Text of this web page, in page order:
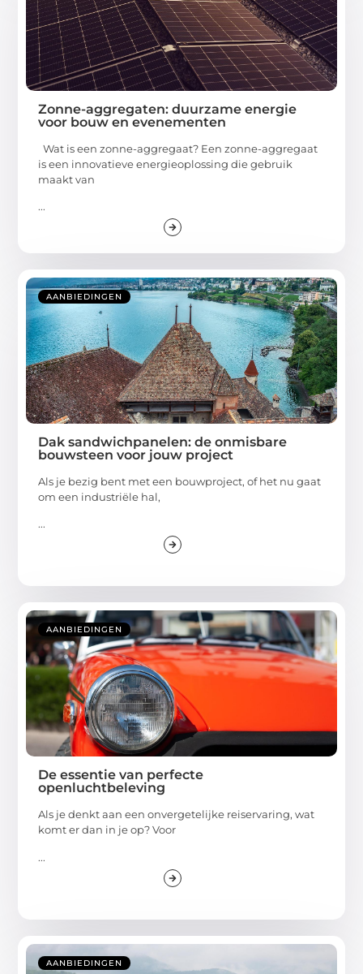
Zonne-aggregaten: duurzame energie
voor bouw en evenementen
Wat is een zonne-aggregaat? Een zonne-aggregaat
is een innovatieve energieoplossing die gebruik
maakt van
...
AANBIEDINGEN
Dak sandwichpanelen: de onmisbare
bouwsteen voor jouw project
Als je bezig bent met een bouwproject, of het nu gaat
om een industriële hal,
...
AANBIEDINGEN
De essentie van perfecte
openluchtbeleving
Als je denkt aan een onvergetelijke reiservaring, wat
komt er dan in je op? Voor
...
AANBIEDINGEN